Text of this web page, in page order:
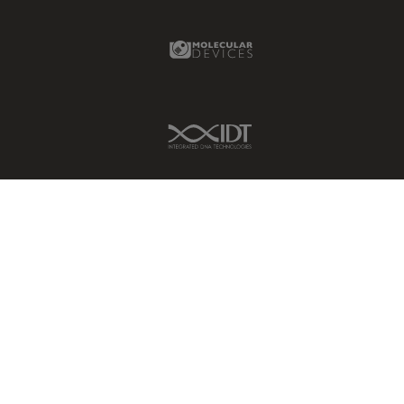
Molecular Devices Link
IDT Link